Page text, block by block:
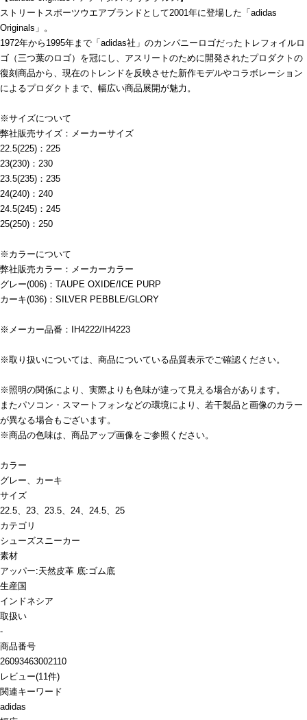
ストリートスポーツウエアブランドとして2001年に登場した「adidas
Originals」。
1972年から1995年まで「adidas社」のカンパニーロゴだったトレフォイルロ
ゴ（三つ葉のロゴ）を冠にし、アスリートのために開発されたプロダクトの
復刻商品から、現在のトレンドを反映させた新作モデルやコラボレーション
によるプロダクトまで、幅広い商品展開が魅力。
※サイズについて
弊社販売サイズ：メーカーサイズ
22.5(225)：225
23(230)：230
23.5(235)：235
24(240)：240
24.5(245)：245
25(250)：250
※カラーについて
弊社販売カラー：メーカーカラー
グレー(006)：TAUPE OXIDE/ICE PURP
カーキ(036)：SILVER PEBBLE/GLORY
※メーカー品番：IH4222/IH4223
※取り扱いについては、商品についている品質表示でご確認ください。
※照明の関係により、実際よりも色味が違って見える場合があります。
またパソコン・スマートフォンなどの環境により、若干製品と画像のカラー
が異なる場合もございます。
※商品の色味は、商品アップ画像をご参照ください。
カラー
グレー、カーキ
サイズ
22.5、23、23.5、24、24.5、25
カテゴリ
シューズスニーカー
素材
アッパー:天然皮革 底:ゴム底
生産国
インドネシア
取扱い
-
商品番号
26093463002110
レビュー(11件)
関連キーワード
adidas